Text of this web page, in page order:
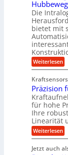
k
i
m
V
e
r
g
l
c
h
e
K
u
g
e
l
g
e
w
n
d
e
t
r
i
r
t
U
m
s
a
t
z
u
n
d
A
u
f
t
a
c
h
e
n
a
u
c
h
i
n
Z
e
e
n
v
o
n
K
I
w
Die
bietet mit
Weiterlesen:
Z
h
n
s
t
a
n
g
e
n
e
Präzision
für hohe
Ihre
Linearität
Weiterlesen:
P
ä
Jetzt auch